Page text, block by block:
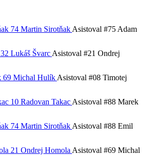
74 Martin Sirotňak Asistoval #75 Adam
32 Lukáš Švarc Asistoval #21 Ondrej
69 Michal Hulík Asistoval #08 Timotej
10 Radovan Takac Asistoval #88 Marek
74 Martin Sirotňak Asistoval #88 Emil
21 Ondrej Homola Asistoval #69 Michal